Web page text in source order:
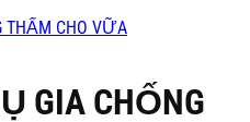
GIA CHỐNG